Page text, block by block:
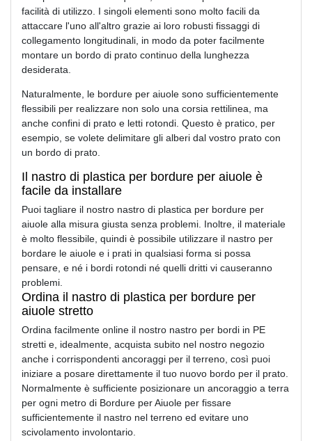
facilità di utilizzo. I singoli elementi sono molto facili da
attaccare l'uno all'altro grazie ai loro robusti fissaggi di
collegamento longitudinali, in modo da poter facilmente
montare un bordo di prato continuo della lunghezza
desiderata.
Naturalmente, le bordure per aiuole sono sufficientemente
flessibili per realizzare non solo una corsia rettilinea, ma
anche confini di prato e letti rotondi. Questo è pratico, per
esempio, se volete delimitare gli alberi dal vostro prato con
un bordo di prato.
Il nastro di plastica per bordure per aiuole è
facile da installare
Puoi tagliare il nostro nastro di plastica per bordure per
aiuole alla misura giusta senza problemi. Inoltre, il materiale
è molto flessibile, quindi è possibile utilizzare il nastro per
bordare le aiuole e i prati in qualsiasi forma si possa
pensare, e né i bordi rotondi né quelli dritti vi causeranno
problemi.
Ordina il nastro di plastica per bordure per
aiuole stretto
Ordina facilmente online il nostro nastro per bordi in PE
stretti e, idealmente, acquista subito nel nostro negozio
anche i corrispondenti ancoraggi per il terreno, così puoi
iniziare a posare direttamente il tuo nuovo bordo per il prato.
Normalmente è sufficiente posizionare un ancoraggio a terra
per ogni metro di Bordure per Aiuole per fissare
sufficientemente il nastro nel terreno ed evitare uno
scivolamento involontario.